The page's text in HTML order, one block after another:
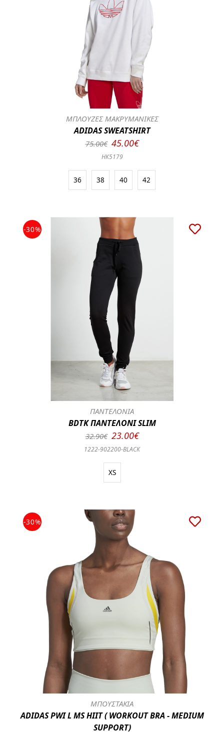
ΜΠΛΟΥΖΕΣ ΜΑΚΡΥΜΑΝΙΚΕΣ
ADIDAS SWEATSHIRT
75.00€ 45.00€
HK5179
36 38 40 42
-30%
ΠΑΝΤΕΛΟΝΙΑ
BDTK ΠΑΝΤΕΛΟΝΙ SLIM
32.90€ 23.00€
1222-902200-BLACK
XS
-30%
ΜΠΟΥΣΤΑΚΙΑ
ADIDAS PWI L MS HIIT ( WORKOUT BRA - MEDIUM
SUPPORT)